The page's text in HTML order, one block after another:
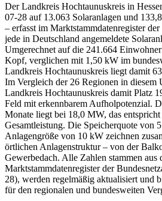
Der Landkreis Hochtaunuskreis in
07-28 auf 13.063 Solaranlagen und
– erfasst im Marktstammdatenregister
jede in Deutschland angemeldete
Umgerechnet auf die 241.664
Kopf, verglichen mit 1,50 kW im
Landkreis Hochtaunuskreis liegt damit
Im Vergleich der 26 Regionen in diesem
Landkreis Hochtaunuskreis damit Platz
Feld mit erkennbarem Aufholpotenzial.
Monate liegt bei 18,0 MW, das
Gesamtleistung. Die Speicherquote von
Anlagengröße von 10 kW zeichnen
örtlichen Anlagenstruktur – von der
Gewerbedach. Alle Zahlen stammen aus
Marktstammdatenregister der
28), werden regelmäßig aktualisiert und
für den regionalen und bundesweiten